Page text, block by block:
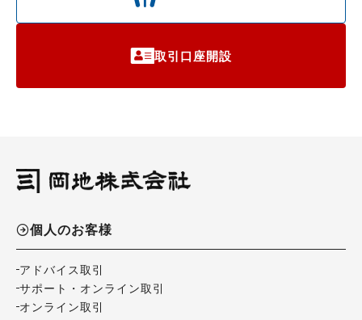
取引口座開設
個人のお客様
アドバイス取引
サポート・オンライン取引
オンライン取引